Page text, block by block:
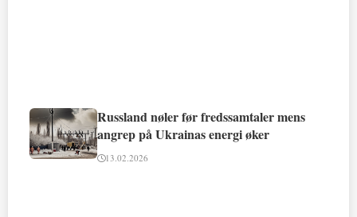
Russland nøler før fredssamtaler mens
angrep på Ukrainas energi øker
13.02.2026